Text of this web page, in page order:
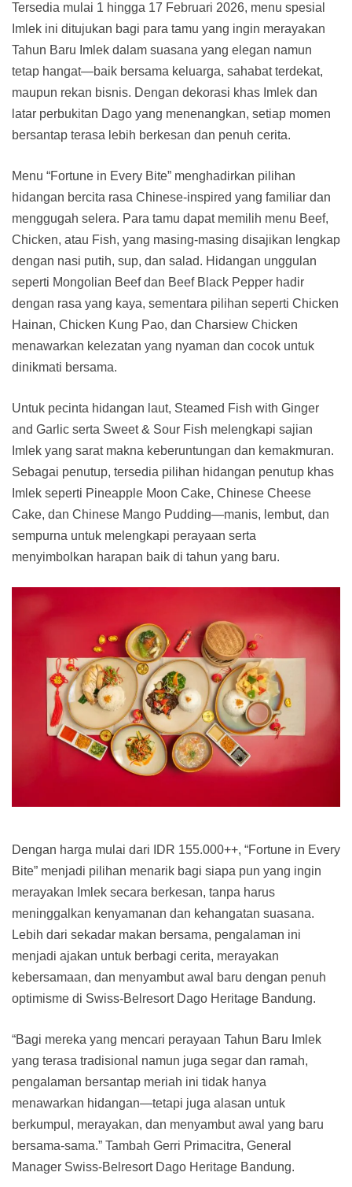
Tersedia mulai 1 hingga 17 Februari 2026, menu spesial
Imlek ini ditujukan bagi para tamu yang ingin merayakan
Tahun Baru Imlek dalam suasana yang elegan namun
tetap hangat—baik bersama keluarga, sahabat terdekat,
maupun rekan bisnis. Dengan dekorasi khas Imlek dan
latar perbukitan Dago yang menenangkan, setiap momen
bersantap terasa lebih berkesan dan penuh cerita.
Menu “Fortune in Every Bite” menghadirkan pilihan
hidangan bercita rasa Chinese-inspired yang familiar dan
menggugah selera. Para tamu dapat memilih menu Beef,
Chicken, atau Fish, yang masing-masing disajikan lengkap
dengan nasi putih, sup, dan salad. Hidangan unggulan
seperti Mongolian Beef dan Beef Black Pepper hadir
dengan rasa yang kaya, sementara pilihan seperti Chicken
Hainan, Chicken Kung Pao, dan Charsiew Chicken
menawarkan kelezatan yang nyaman dan cocok untuk
dinikmati bersama.
Untuk pecinta hidangan laut, Steamed Fish with Ginger
and Garlic serta Sweet & Sour Fish melengkapi sajian
Imlek yang sarat makna keberuntungan dan kemakmuran.
Sebagai penutup, tersedia pilihan hidangan penutup khas
Imlek seperti Pineapple Moon Cake, Chinese Cheese
Cake, dan Chinese Mango Pudding—manis, lembut, dan
sempurna untuk melengkapi perayaan serta
menyimbolkan harapan baik di tahun yang baru.
Dengan harga mulai dari IDR 155.000++, “Fortune in Every
Bite” menjadi pilihan menarik bagi siapa pun yang ingin
merayakan Imlek secara berkesan, tanpa harus
meninggalkan kenyamanan dan kehangatan suasana.
Lebih dari sekadar makan bersama, pengalaman ini
menjadi ajakan untuk berbagi cerita, merayakan
kebersamaan, dan menyambut awal baru dengan penuh
optimisme di Swiss-Belresort Dago Heritage Bandung.
“Bagi mereka yang mencari perayaan Tahun Baru Imlek
yang terasa tradisional namun juga segar dan ramah,
pengalaman bersantap meriah ini tidak hanya
menawarkan hidangan—tetapi juga alasan untuk
berkumpul, merayakan, dan menyambut awal yang baru
bersama-sama.” Tambah Gerri Primacitra, General
Manager Swiss-Belresort Dago Heritage Bandung.